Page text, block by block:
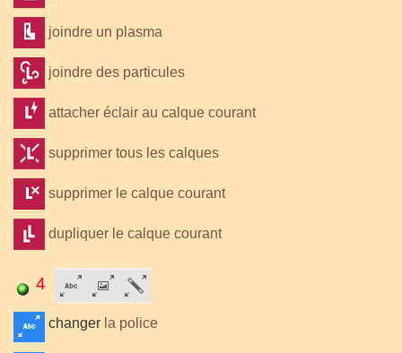
joindre un plasma
joindre des particules
attacher éclair au calque courant
supprimer tous les calques
supprimer le calque courant
dupliquer le calque courant
4
changer la police